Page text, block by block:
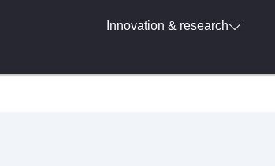
Innovation & research